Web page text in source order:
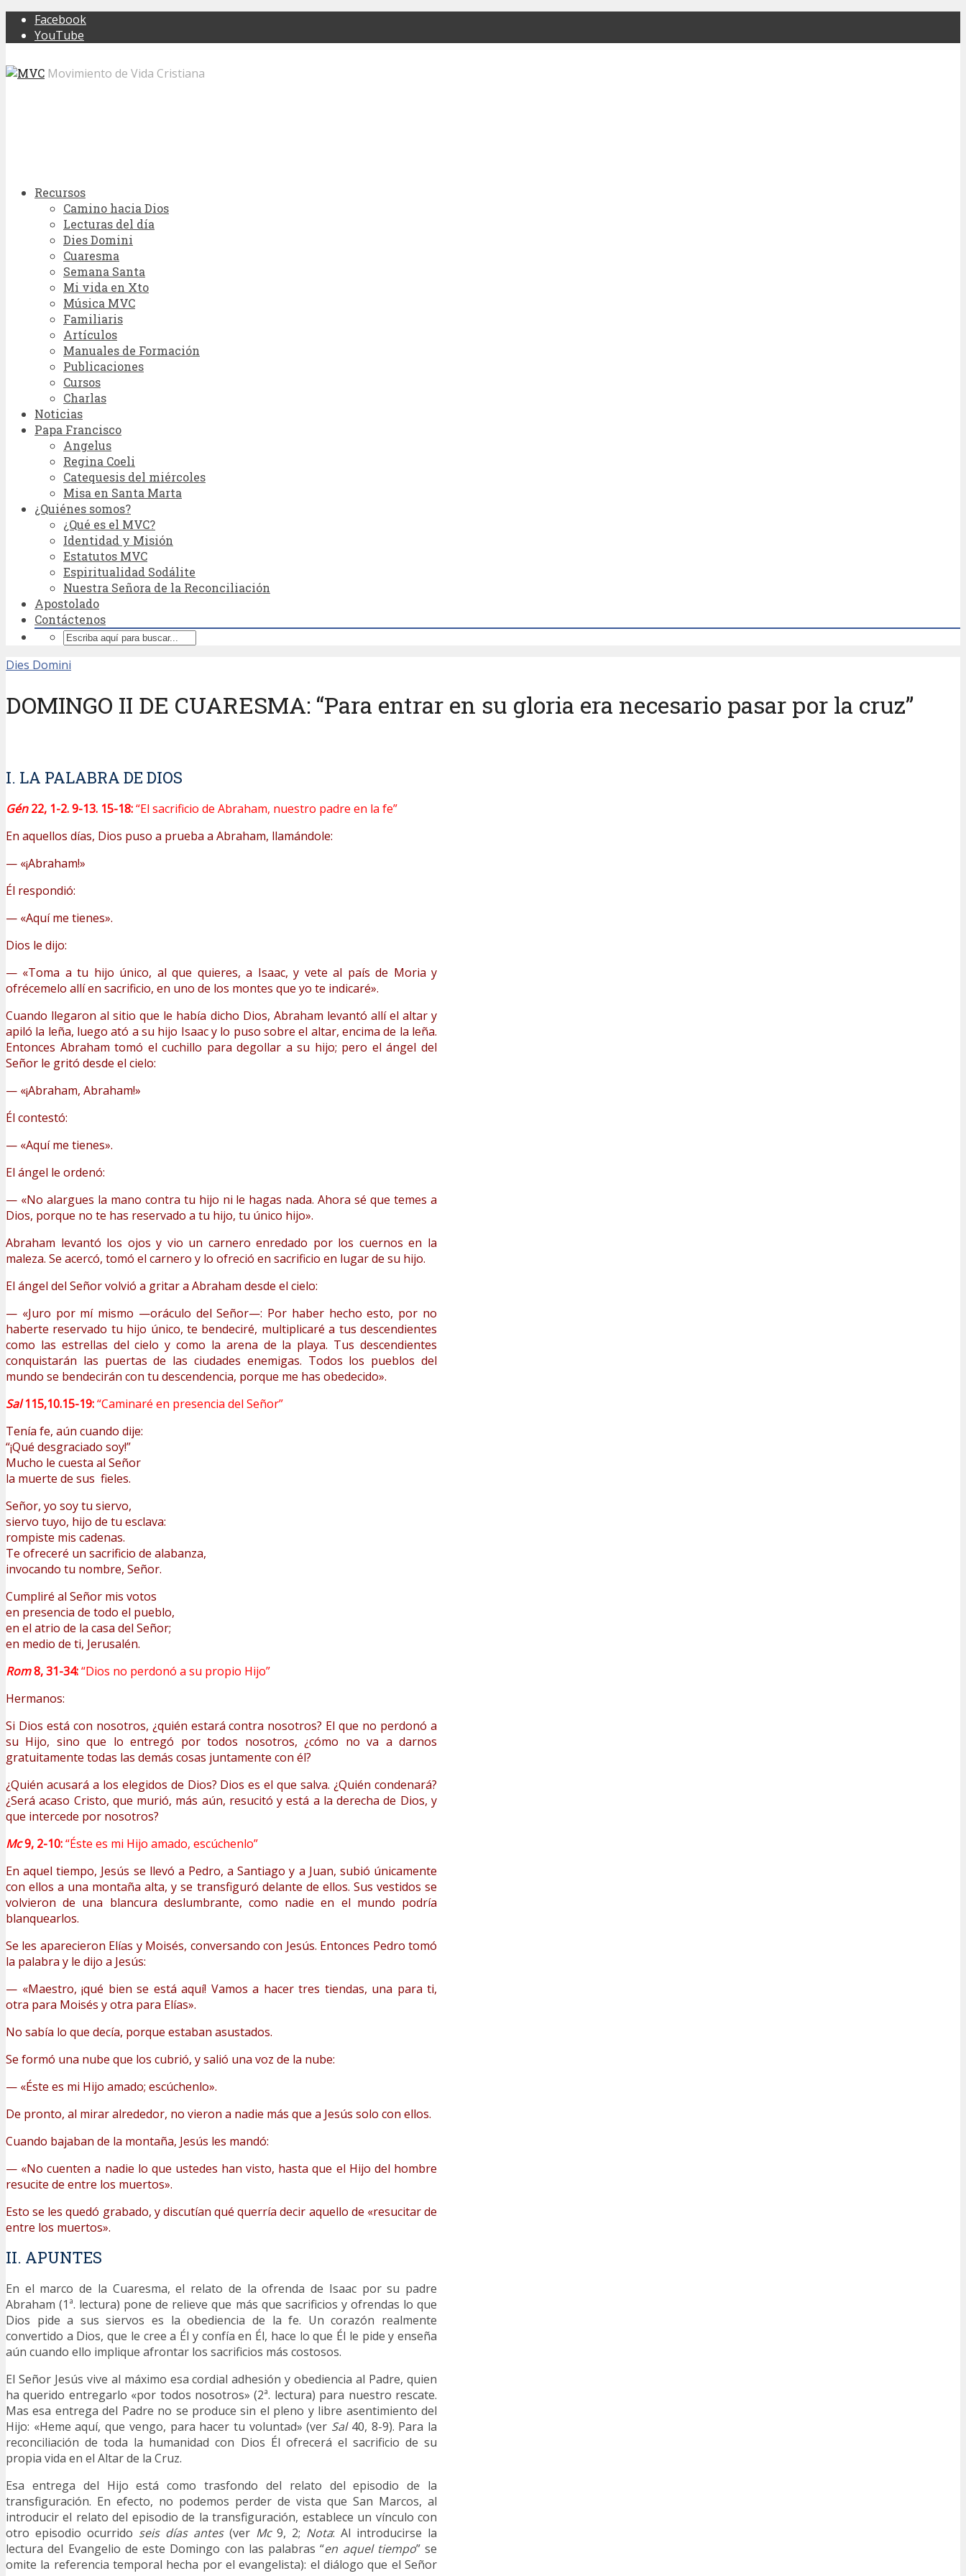
Facebook
YouTube
Movimiento de Vida Cristiana
Recursos
Camino hacia Dios
Lecturas del día
Dies Domini
Cuaresma
Semana Santa
Mi vida en Xto
Música MVC
Familiaris
Artículos
Manuales de Formación
Publicaciones
Cursos
Charlas
Noticias
Papa Francisco
Angelus
Regina Coeli
Catequesis del miércoles
Misa en Santa Marta
¿Quiénes somos?
¿Qué es el MVC?
Identidad y Misión
Estatutos MVC
Espiritualidad Sodálite
Nuestra Señora de la Reconciliación
Apostolado
Contáctenos
Dies Domini
DOMINGO II DE CUARESMA: “Para entrar en su gloria era necesario pasar por la cruz”
I. LA PALABRA DE DIOS
Gén22, 1-2. 9-13. 15-18:“El sacrificio de Abraham, nuestro padre en la fe”
En aquellos días, Dios puso a prueba a Abraham, llamándole:
— «¡Abraham!»
Él respondió:
— «Aquí me tienes».
Dios le dijo:
— «Toma a tu hijo único, al que quieres, a Isaac, y vete al país de Moria y
ofrécemelo allí en sacrificio, en uno de los montes que yo te indicaré».
Cuando llegaron al sitio que le había dicho Dios, Abraham levantó allí el altar y
apiló la leña, luego ató a su hijo Isaac y lo puso sobre el altar, encima de la leña.
Entonces Abraham tomó el cuchillo para degollar a su hijo; pero el ángel del
Señor le gritó desde el cielo:
— «¡Abraham, Abraham!»
Él contestó:
— «Aquí me tienes».
El ángel le ordenó:
— «No alargues la mano contra tu hijo ni le hagas nada. Ahora sé que temes a
Dios, porque no te has reservado a tu hijo, tu único hijo».
Abraham levantó los ojos y vio un carnero enredado por los cuernos en la
maleza. Se acercó, tomó el carnero y lo ofreció en sacrificio en lugar de su hijo.
El ángel del Señor volvió a gritar a Abraham desde el cielo:
— «Juro por mí mismo —oráculo del Señor—: Por haber hecho esto, por no
haberte reservado tu hijo único, te bendeciré, multiplicaré a tus descendientes
como las estrellas del cielo y como la arena de la playa. Tus descendientes
conquistarán las puertas de las ciudades enemigas. Todos los pueblos del
mundo se bendecirán con tu descendencia, porque me has obedecido».
Sal115,10.15-19:“Caminaré en presencia del Señor”
Tenía fe, aún cuando dije:
“¡Qué desgraciado soy!”
Mucho le cuesta al Señor
la muerte de sus fieles.
Señor, yo soy tu siervo,
siervo tuyo, hijo de tu esclava:
rompiste mis cadenas.
Te ofreceré un sacrificio de alabanza,
invocando tu nombre, Señor.
Cumpliré al Señor mis votos
en presencia de todo el pueblo,
en el atrio de la casa del Señor;
en medio de ti, Jerusalén.
Rom8, 31-34:“Dios no perdonó a su propio Hijo”
Hermanos:
Si Dios está con nosotros, ¿quién estará contra nosotros? El que no perdonó a
su Hijo, sino que lo entregó por todos nosotros, ¿cómo no va a darnos
gratuitamente todas las demás cosas juntamente con él?
¿Quién acusará a los elegidos de Dios? Dios es el que salva. ¿Quién condenará?
¿Será acaso Cristo, que murió, más aún, resucitó y está a la derecha de Dios, y
que intercede por nosotros?
Mc9, 2-10:“Éste es mi Hijo amado, escúchenlo”
En aquel tiempo, Jesús se llevó a Pedro, a Santiago y a Juan, subió únicamente
con ellos a una montaña alta, y se transfiguró delante de ellos. Sus vestidos se
volvieron de una blancura deslumbrante, como nadie en el mundo podría
blanquearlos.
Se les aparecieron Elías y Moisés, conversando con Jesús. Entonces Pedro tomó
la palabra y le dijo a Jesús:
— «Maestro, ¡qué bien se está aquí! Vamos a hacer tres tiendas, una para ti,
otra para Moisés y otra para Elías».
No sabía lo que decía, porque estaban asustados.
Se formó una nube que los cubrió, y salió una voz de la nube:
— «Éste es mi Hijo amado; escúchenlo».
De pronto, al mirar alrededor, no vieron a nadie más que a Jesús solo con ellos.
Cuando bajaban de la montaña, Jesús les mandó:
— «No cuenten a nadie lo que ustedes han visto, hasta que el Hijo del hombre
resucite de entre los muertos».
Esto se les quedó grabado, y discutían qué querría decir aquello de «resucitar de
entre los muertos».
II. APUNTES
En el marco de la Cuaresma, el relato de la ofrenda de Isaac por su padre
Abraham (1ª. lectura) pone de relieve que más que sacrificios y ofrendas lo que
Dios pide a sus siervos es la obediencia de la fe. Un corazón realmente
convertido a Dios, que le cree a Él y confía en Él, hace lo que Él le pide y enseña
aún cuando ello implique afrontar los sacrificios más costosos.
El Señor Jesús vive al máximo esa cordial adhesión y obediencia al Padre, quien
ha querido entregarlo «por todos nosotros» (2ª. lectura) para nuestro rescate.
Mas esa entrega del Padre no se produce sin el pleno y libre asentimiento del
Hijo: «Heme aquí, que vengo, para hacer tu voluntad» (ver Sal40, 8-9). Para la
reconciliación de toda la humanidad con Dios Él ofrecerá el sacrificio de su
propia vida en el Altar de la Cruz.
Esa entrega del Hijo está como trasfondo del relato del episodio de la
transfiguración. En efecto, no podemos perder de vista que San Marcos, al
introducir el relato del episodio de la transfiguración, establece un vínculo con
otro episodio ocurrido seis días antes(ver Mc9, 2; Nota: Al introducirse la
lectura del Evangelio de este Domingo con las palabras “en aquel tiempo” se
omite la referencia temporal hecha por el evangelista): el diálogo que el Señor